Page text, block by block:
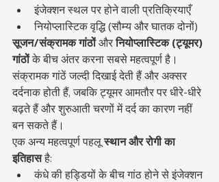
इंजेक्शन स्थल पर होने वाली प्रतिक्रियाएँ
नियोप्लास्टिक वृद्धि (सौम्य और घातक दोनों)
सूजन/संक्रामक गांठों और नियोप्लास्टिक (ट्यूमर)
गांठों के बीच अंतर करना सबसे महत्वपूर्ण है।
संक्रामक गांठें जल्दी दिखाई देती हैं और अक्सर
दर्दनाक होती हैं, जबकि ट्यूमर आमतौर पर धीरे-धीरे
बढ़ते हैं और शुरुआती चरणों में दर्द का कारण नहीं
बन सकते हैं।
एक अन्य महत्वपूर्ण पहलू स्थान और रोगी का
इतिहास है:
कंधे की हड्डियों के बीच गांठ होने से इंजेक्शन